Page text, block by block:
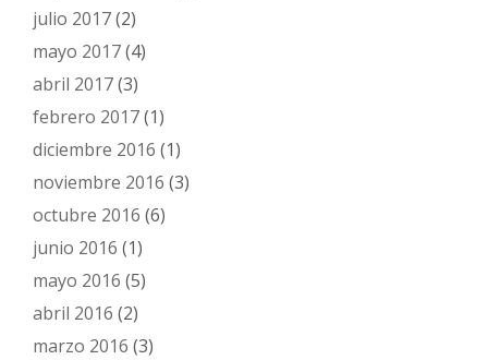
julio 2017(2)
mayo 2017(4)
abril 2017(3)
febrero 2017(1)
diciembre 2016 (1)
noviembre 2016 (3)
octubre 2016 (6)
junio 2016 (1)
mayo 2016 (5)
abril 2016 (2)
marzo 2016 (3)